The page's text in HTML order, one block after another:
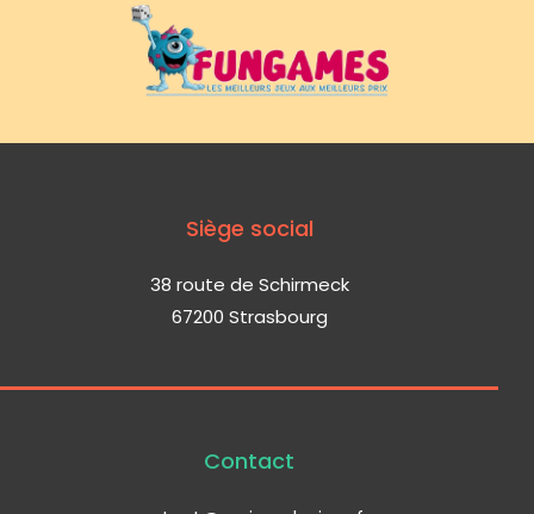
Siège social
38 route de Schirmeck
67200 Strasbourg
Contact